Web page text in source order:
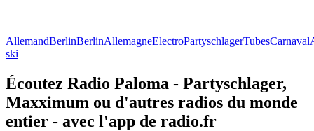
AllemandBerlinBerlinAllemagneElectroPartyschlagerTubesCarnaval
ski
Écoutez Radio Paloma - Partyschlager,
Maxximum ou d'autres radios du monde
entier - avec l'app de radio.fr